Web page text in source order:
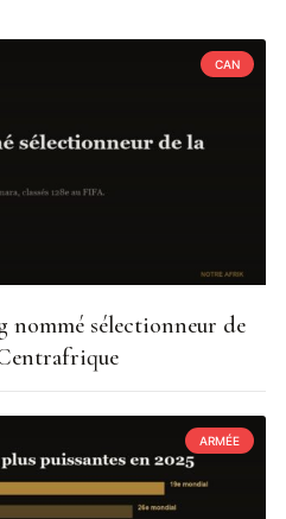
CAN
nommé sélectionneur de
ARMÉE